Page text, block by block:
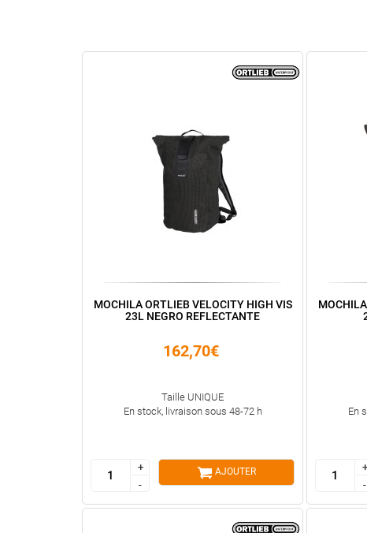
MOCHILA ORTLIEB VELOCITY HIGH VIS
23L NEGRO REFLECTANTE
162,70€
Taille UNIQUE
En stock, livraison sous 48-72 h
+
-
+
-
AJOUTER
En
+
-
+
-